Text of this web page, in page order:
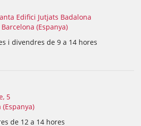
Edifici Jutjats Badalona
(Espanya)
i divendres de 9 a 14 hores
5
(Espanya)
de 12 a 14 hores